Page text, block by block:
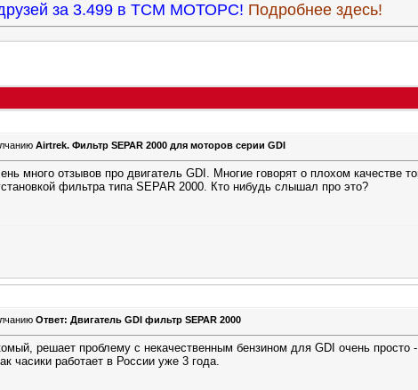
за 3.499 в ТСМ МОТОРС! Подробнее здесь!
Airtrek. Фильтр SEPAR 2000 для моторов серии GDI
много отзывов про двигатель GDI. Многие говорят о плохом
фильтра типа SEPAR 2000. Кто нибудь слышал про это?
Ответ: Двигатель GDI фильтр SEPAR 2000
решает проблему с некачественным бензином для GDI очень
часики работает в России уже 3 года.